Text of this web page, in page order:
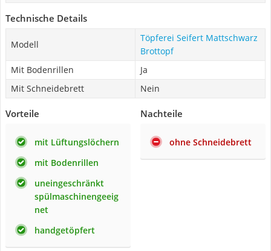
Technische Details
Modell
Töpferei Seifert Mattschwarz
Brottopf
Mit Bodenrillen
Ja
Mit Schneidebrett
Nein
Vorteile
mit Lüftungslöchern
mit Bodenrillen
uneingeschränkt
spülmaschinengeeig
net
handgetöpfert
Nachteile
ohne Schneidebrett